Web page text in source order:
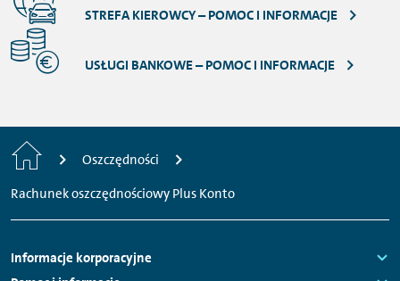
STREFA KIEROWCY – POMOC I INFORMACJE
USŁUGI BANKOWE – POMOC I INFORMACJE
Strona Oszczędności
Rachunek oszczędnościowy Plus Konto
Nawigacja
Informacje korporacyjne